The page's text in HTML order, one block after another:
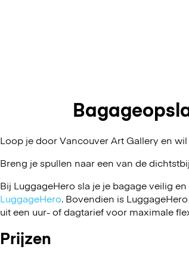
Loop je door Vancouver Art Gallery en
Breng je spullen naar een van de
Bij LuggageHero sla je je bagage veilig
LuggageHero. Bovendien is
uit een uur- of dagtarief voor maximale
Prijzen